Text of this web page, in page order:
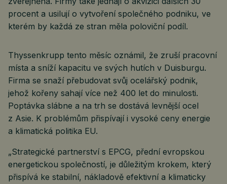
procent a usilují o vytvoření společného podniku, ve
kterém by každá ze stran měla poloviční podíl.
Thyssenkrupp tento měsíc oznámil, že zruší pracovní
místa a sníží kapacitu ve svých hutích v Duisburgu.
Firma se snaží přebudovat svůj ocelářský podnik,
jehož kořeny sahají více než 400 let do minulosti.
Poptávka slábne a na trh se dostává levnější ocel
z Asie. K problémům přispívají i vysoké ceny energie
a klimatická politika EU.
„Strategické partnerství s EPCG, přední evropskou
energetickou společností, je důležitým krokem, který
přispívá ke stabilní, nákladově efektivní a klimaticky